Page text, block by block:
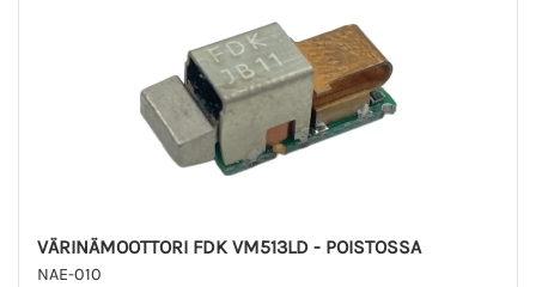
VÄRINÄMOOTTORI FDK VM513LD - POISTOSSA
NAE-010